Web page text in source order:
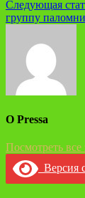
Следующая
группу
О Pressa
Посмотреть все
Версия